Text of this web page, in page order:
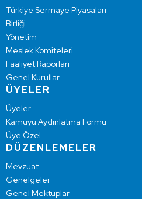
Türkiye Sermaye Piyasaları
Birliği
Yönetim
Meslek Komiteleri
Faaliyet Raporları
Genel Kurullar
ÜYELER
Üyeler
Kamuyu Aydınlatma Formu
Üye Özel
DÜZENLEMELER
Mevzuat
Genelgeler
Genel Mektuplar